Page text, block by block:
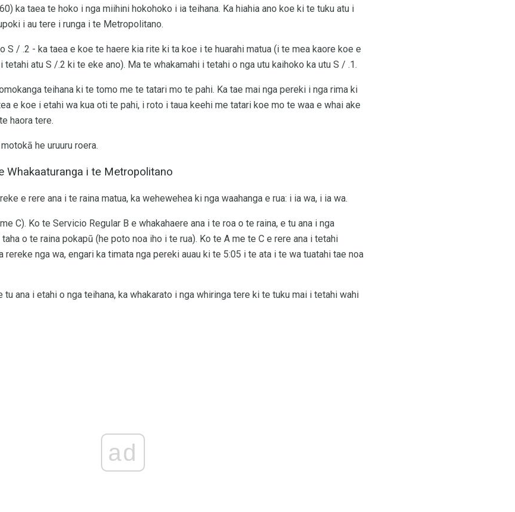
ka taea te hoko i nga miihini hokohoko i ia teihana. Ka hiahia ano koe ki te tuku atu i
i au tere i runga i te Metropolitano.
S / .2 - ka taea e koe te haere kia rite ki ta koe i te huarahi matua (i te mea kaore koe e
tetahi atu S /.2 ki te eke ano). Ma te whakamahi i tetahi o nga utu kaihoko ka utu S / .1.
teihana ki te tomo me te tatari mo te pahi. Ka tae mai nga pereki i nga rima ki
e koe i etahi wa kua oti te pahi, i roto i taua keehi me tatari koe mo te waa e whai ake
haora tere.
he uruuru roera.
Whakaaturanga i te Metropolitano
e rere ana i te raina matua, ka wehewehea ki nga waahanga e rua: i ia wa, i ia wa.
C). Ko te Servicio Regular B e whakahaere ana i te roa o te raina, e tu ana i nga
o te raina pokapū (he poto noa iho i te rua). Ko te A me te C e rere ana i tetahi
rereke nga wa, engari ka timata nga pereki auau ki te 5:05 i te ata i te wa tuatahi tae noa
tu ana i etahi o nga teihana, ka whakarato i nga whiringa tere ki te tuku mai i tetahi wahi
ad